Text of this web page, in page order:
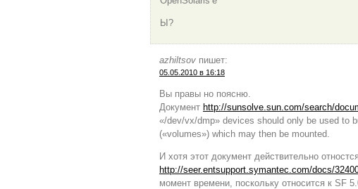
Ы?
azhiltsovпишет:
05.05.2010 в 16:18
Вы правы но поясню.
Документ http://sunsolve.sun.com/search/
«/dev/vx/dmp» devices should only be used to
(«volumes») which may then be mounted.
И хотя этот документ действительно
http://seer.entsupport.symantec.com/docs/
момент времени, поскольку относится к SF